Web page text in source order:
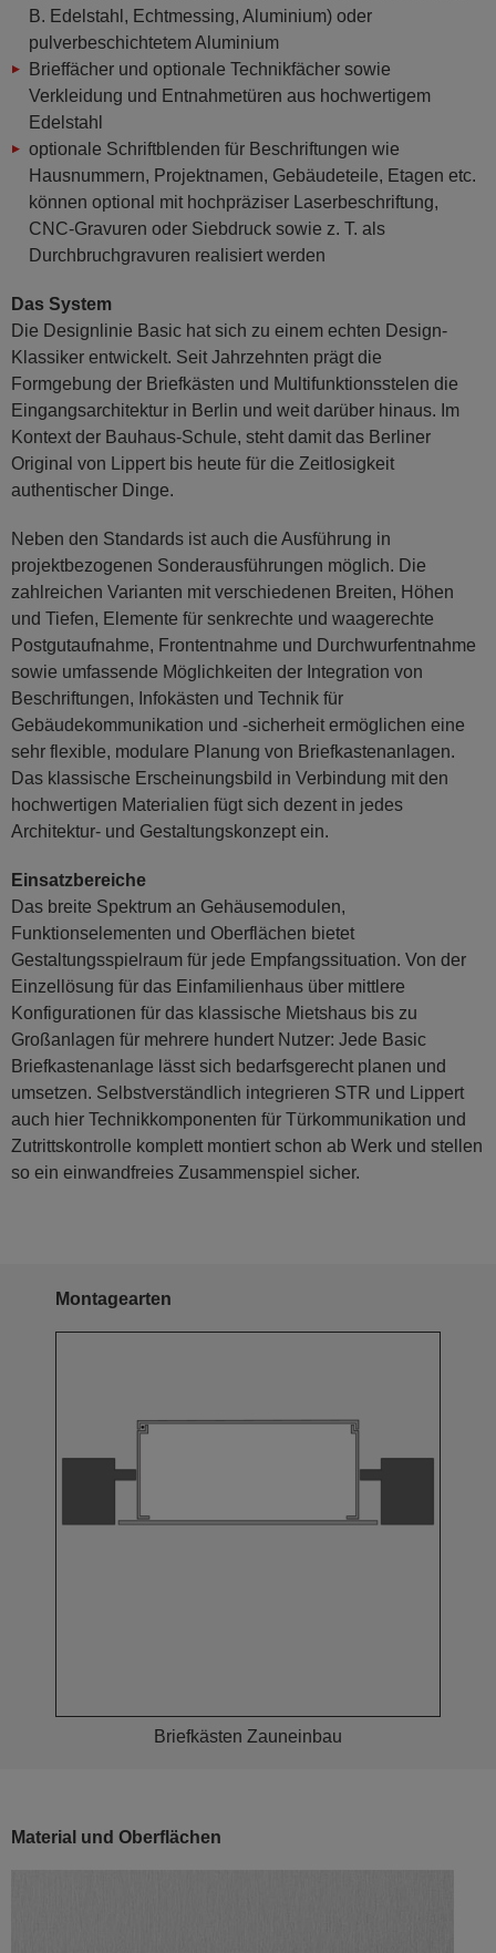
B. Edelstahl, Echtmessing, Aluminium) oder
pulverbeschichtetem Aluminium
Brieffächer und optionale Technikfächer sowie
Verkleidung und Entnahmetüren aus hochwertigem
Edelstahl
optionale Schriftblenden für Beschriftungen wie
Hausnummern, Projektnamen, Gebäudeteile, Etagen etc.
können optional mit hochpräziser Laserbeschriftung,
CNC-Gravuren oder Siebdruck sowie z. T. als
Durchbruchgravuren realisiert werden
Das System
Die Designlinie Basic hat sich zu einem echten Design-
Klassiker entwickelt. Seit Jahrzehnten prägt die
Formgebung der Briefkästen und Multifunktionsstelen die
Eingangsarchitektur in Berlin und weit darüber hinaus. Im
Kontext der Bauhaus-Schule, steht damit das Berliner
Original von Lippert bis heute für die Zeitlosigkeit
authentischer Dinge.
Neben den Standards ist auch die Ausführung in
projektbezogenen Sonderausführungen möglich. Die
zahlreichen Varianten mit verschiedenen Breiten, Höhen
und Tiefen, Elemente für senkrechte und waagerechte
Postgutaufnahme, Frontentnahme und Durchwurfentnahme
sowie umfassende Möglichkeiten der Integration von
Beschriftungen, Infokästen und Technik für
Gebäudekommunikation und -sicherheit ermöglichen eine
sehr flexible, modulare Planung von Briefkastenanlagen.
Das klassische Erscheinungsbild in Verbindung mit den
hochwertigen Materialien fügt sich dezent in jedes
Architektur- und Gestaltungskonzept ein.
Einsatzbereiche
Das breite Spektrum an Gehäusemodulen,
Funktionselementen und Oberflächen bietet
Gestaltungsspielraum für jede Empfangssituation. Von der
Einzellösung für das Einfamilienhaus über mittlere
Konfigurationen für das klassische Mietshaus bis zu
Großanlagen für mehrere hundert Nutzer: Jede Basic
Briefkastenanlage lässt sich bedarfsgerecht planen und
umsetzen. Selbstverständlich integrieren STR und Lippert
auch hier Technikkomponenten für Türkommunikation und
Zutrittskontrolle komplett montiert schon ab Werk und stellen
so ein einwandfreies Zusammenspiel sicher.
Montagearten
Briefkästen Zauneinbau
Material und Oberflächen